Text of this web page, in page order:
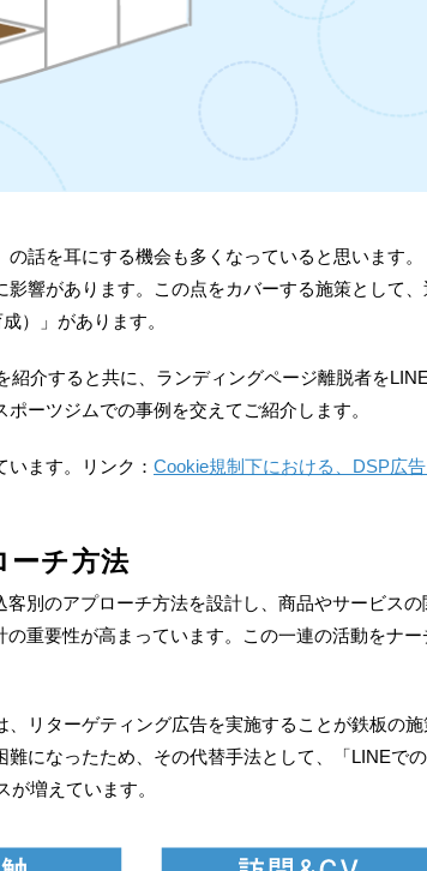
の話を耳にする機会も多くなっていると思います。
響があります。この点をカバーする施策として
）」があります。
紹介すると共に、ランディングページ離脱者を
ポーツジムでの事例を交えてご紹介します。
ます。リンク： Cookie規制下における、 DSP広
ーチ方法
別のアプローチ方法を設計し、商品やサービスの
重要性が高まっています。この一連の活動をナー
リターゲティング広告を実施することが鉄板の
になったため、その代替手法として、「LINEで
増えています。